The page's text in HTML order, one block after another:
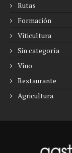
Rutas
Formación
Viticultura
Sin categoría
Vino
Restaurante
Agricultura